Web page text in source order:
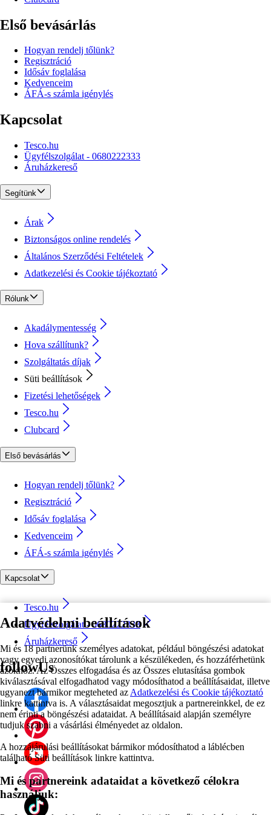
Adatvédelmi beállítások
Mi és 18 partnerünk személyes adatokat, például böngészési adatokat
vagy egyedi azonosítókat tárolunk a készülékeden, és hozzáférhetünk
azokhoz. Az Összes elfogadása és az Összes elutasítása gombok
kiválasztásával elfogadhatod vagy módosíthatod a beállításaidat, illetve
ugyanezt bármikor megteheted az Adatkezelési és Cookie tájékoztató
linkre kattintva is. A választásaidat megosztjuk a partnereinkkel, de ez
nem érinti a böngészési adataidat. A beállításaid alapján személyre
tudjuk szabni a vásárlási élményedet az oldalon.
A hozzájárulási beállításokat bármikor módosíthatod a láblécben
található Süti beállítások linkre kattintva.
Mi és partnereink adataidat a következő célokra
használjuk:
Első bevásárlás
Hogyan rendelj tőlünk?
Regisztráció
Idősáv foglalása
Kedvenceim
ÁFÁ-s számla igénylés
Kapcsolat
Tesco.hu
Ügyfélszolgálat - 0680222333
Áruházkereső
Segítünk
Árak
Biztonságos online rendelés
Általános Szerződési Feltételek
Adatkezelési és Cookie tájékoztató
Rólunk
Akadálymentesség
Hova szállítunk?
Szolgáltatás díjak
Süti beállítások
Fizetési lehetőségek
Tesco.hu
Clubcard
Első bevásárlás
Hogyan rendelj tőlünk?
Regisztráció
Idősáv foglalása
Kedvenceim
ÁFÁ-s számla igénylés
Kapcsolat
Tesco.hu
Ügyfélszolgálat - 0680222333
Áruházkereső
followUs